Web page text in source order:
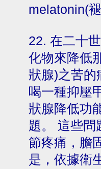
melatonin(
22. 在二十
化物來降低
狀腺)之苦的
喝一種抑壓
狀腺降低功
題。 這些問
節疼痛，膽
是，依據衛